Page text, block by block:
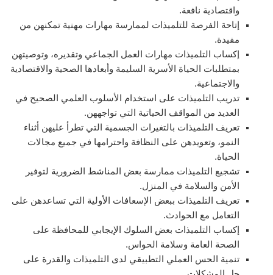
واقتصادية نافعة.
إتاحة الفرصة للتلميذات لممارسة مهارات مهنية تمكنهن من
مفيدة.
إكساب التلميذات مهارات العمل الجماعي وتقديره، وتوصيتهن
بمتطلبات الحياة الأسرية السليمة وأبعادها الصحية والاقتصادية
والاجتماعية.
تدريب التلميذات على استخدام الأسلوب العلمي الصحيح في
العديد من المواقف الحياتية التي تواجههن.
تعريف التلميذات بالتغيرات الجسمية التي تطرأ عليهن أثناء
النمو، وتعويدهن على النظافة واحترامها في جميع مجالات
الحياة.
تشجيع التلميذات ممارسة بعض المناشط الضرورية لتوفير
الأمن والسلامة في المنزل.
تعريف التلميذات ببعض الإسعافات الأولية التي تساعدهن على
التعامل مع الحوادث.
إكساب التلميذات بعض السلوك الإيجابي للمحافظة على
الصحة العامة وسلامة الحواس.
تنمية الحس العملي التطبيقي لدى التلميذات والقدرة على